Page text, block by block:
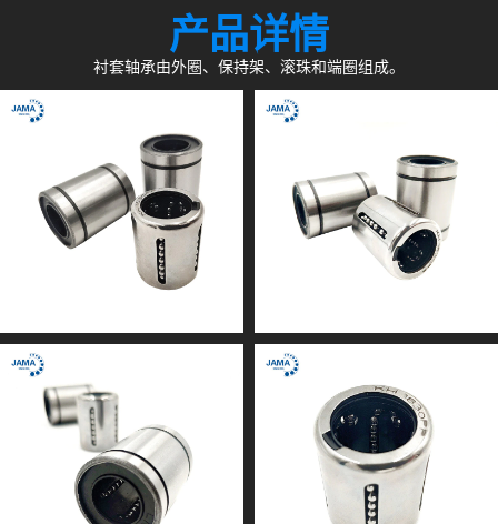
产品详情
衬套轴承由外圈、保持架、滚珠和端圈组成。